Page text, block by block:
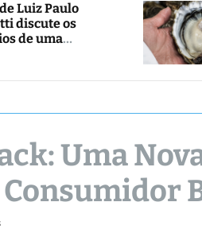
Luiz Paulo
discute os
de uma
Uma
Consumidor